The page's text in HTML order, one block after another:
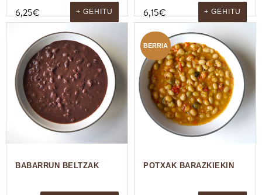
6,25€ + GEHITU 6,15€ + GEHITU
BABARRUN BELTZAK
BERRIA
POTXAK BARAZKIEKIN